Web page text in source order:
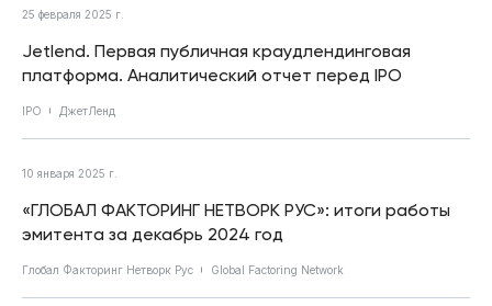
25 февраля 2025 г.
Jetlend. Первая публичная краудлендинговая
платформа. Аналитический отчет перед IPO
IPO ДжетЛенд
10 января 2025 г.
«ГЛОБАЛ ФАКТОРИНГ НЕТВОРК РУС»: итоги работы
эмитента за декабрь 2024 год
Глобал Факторинг Нетворк Рус Global Factoring Network